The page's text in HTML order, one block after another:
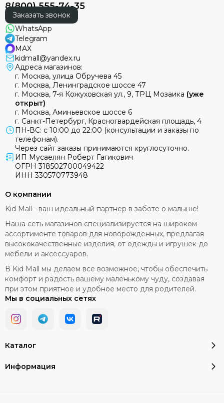
8(800) 555-74-35
Заказать звонок
WhatsApp
Telegram
MAX
kidmall@yandex.ru
Адреса магазинов:
г. Москва, улица Обручева 45
г. Москва, Ленинградское шоссе 47
г. Москва, 7-я Кожуховская ул., 9, ТРЦ Мозаика (уже
открыт)
г. Москва, Аминьевское шоссе 6
г. Санкт-Петербург, Красногвардейская площадь, 4
ПН-ВС: с 10:00 до 22:00 (консультации и заказы по
телефонам).
Через сайт заказы принимаются круглосуточно.
ИП Мусаелян Роберт Гагикович
ОГРН 318502700049422
ИНН 330570773948
Каталог
Информация
О компании
Kid Mall - ваш идеальный партнер в заботе о малыше!
Наша сеть магазинов специализируется на широком
ассортименте товаров для новорожденных, предлагая
высококачественные изделия, от одежды и игрушек до
мебели и аксессуаров.
В Kid Mall мы делаем все возможное, чтобы обеспечить
комфорт и радость вашему маленькому чуду, создавая
при этом приятное и удобное место для родителей.
Мы в социальных сетях